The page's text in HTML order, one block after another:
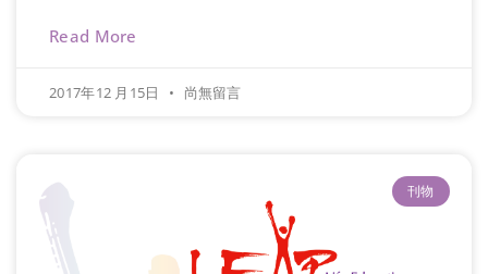
Read More
2017年12 月15日 尚無留言
刊物